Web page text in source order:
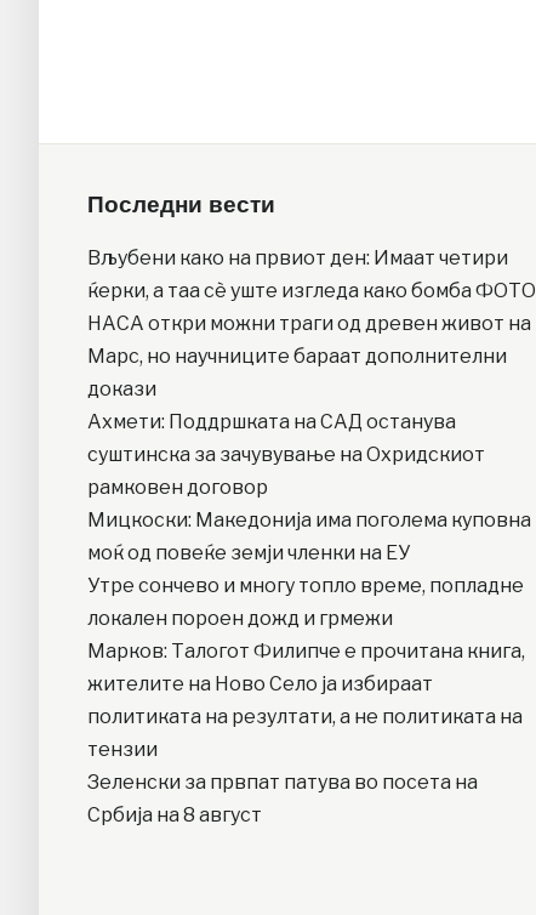
Последни вести
Вљубени како на првиот ден: Имаат четири
ќерки, а таа сè уште изгледа како бомба ФОТО
НАСА откри можни траги од древен живот на
Марс, но научниците бараат дополнителни
докази
Ахмети: Поддршката на САД останува
суштинска за зачувување на Охридскиот
рамковен договор
Мицкоски: Македонија има поголема куповна
моќ од повеќе земји членки на ЕУ
Утре сончево и многу топло време, попладне
локален пороен дожд и грмежи
Марков: Талогот Филипче е прочитана книга,
жителите на Ново Село ја избираат
политиката на резултати, а не политиката на
тензии
Зеленски за првпат патува во посета на
Србија на 8 август